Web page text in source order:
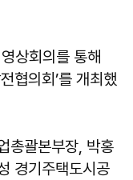
상회의를 통해
협의회’를 개최했
총괄본부장, 박홍
경기주택도시공